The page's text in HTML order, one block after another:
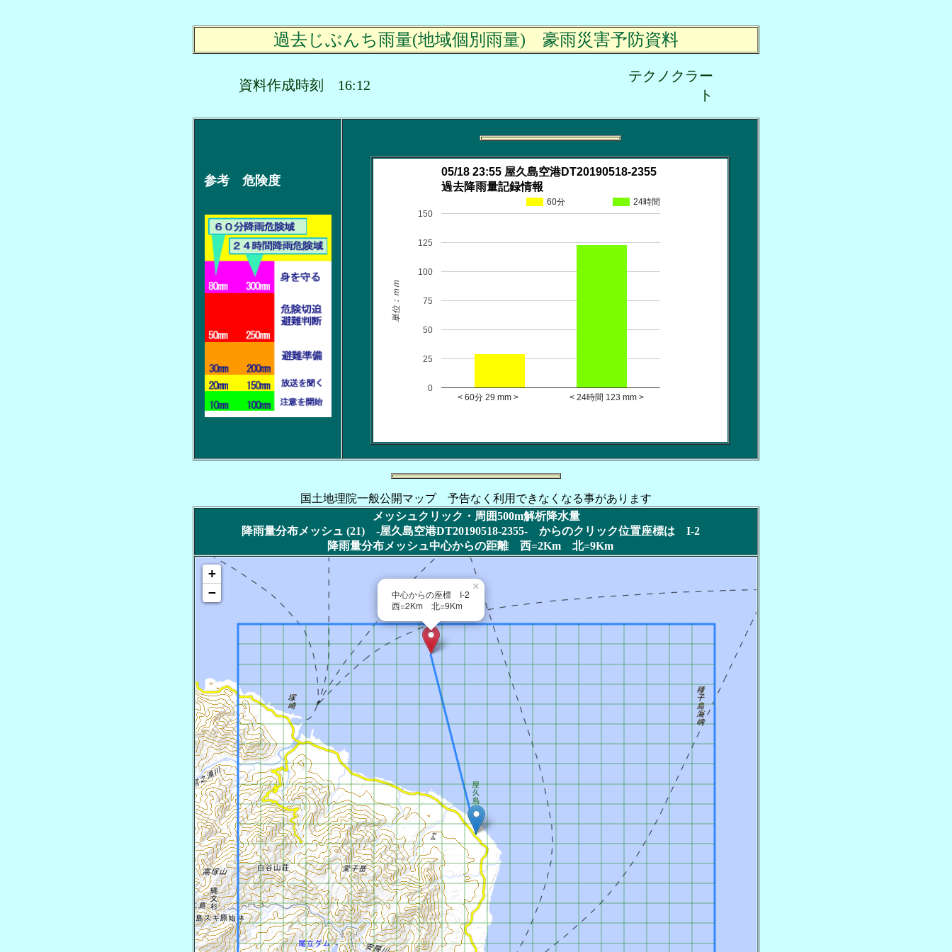
過去じぶんち雨量(地域個別雨量) 豪雨災害予防資料
資料作成時刻 16:12
テクノクラー
ト
参考 危険度
05/18 23:55 屋久島空港DT20190518-2355
過去降雨量記録情報
60分 24時間
< 60分 29 mm > < 24時間 123 mm >
0
25
50
75
100
125
150
単位：ｍｍ
国土地理院一般公開マップ 予告なく利用できなくなる事があります
メッシュクリック・周囲500m解析降水量
降雨量分布メッシュ (21) -屋久島空港DT20190518-2355- からのクリック位置座標は I-2
降雨量分布メッシュ中心からの距離 西=2Km 北=9Km
中心からの座標 I-2
西=2Km 北=9Km
×
+
−